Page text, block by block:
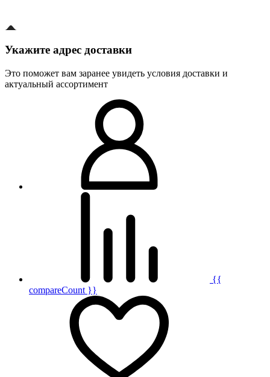
Укажите адрес доставки
Это поможет вам заранее увидеть условия доставки и
актуальный ассортимент
{{
compareCount }}